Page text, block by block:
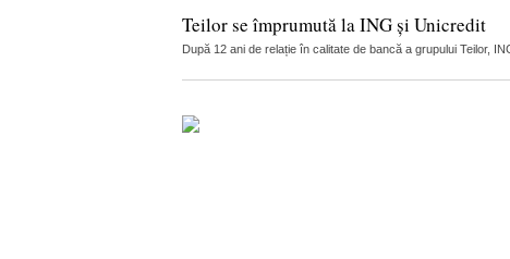
Teilor se împrumută la ING și Unicredit
După 12 ani de relație în calitate de bancă a grupului Teilor,